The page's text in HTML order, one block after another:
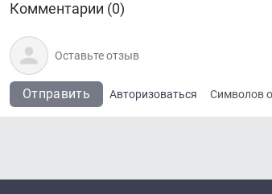
Комментарии (0)
Отправить Авторизоваться Символов